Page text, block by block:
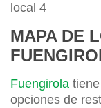
local 4
MAPA DE
Fuengirola
opciones de